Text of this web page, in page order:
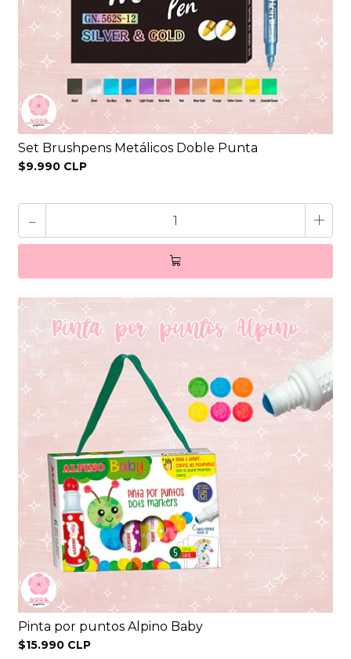
Set Brushpens Metálicos Doble Punta
$9.990 CLP
- +
Pinta por puntos Alpino Baby
$15.990 CLP